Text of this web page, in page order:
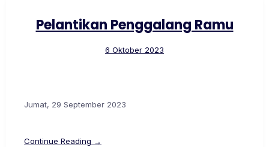
Pelantikan Penggalang Ramu
6 Oktober 2023
Jumat, 29 September 2023
Continue Reading →